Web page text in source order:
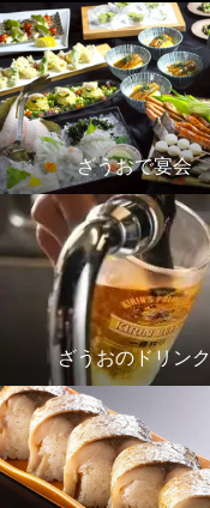
ざうおで宴会
ざうおのドリンク